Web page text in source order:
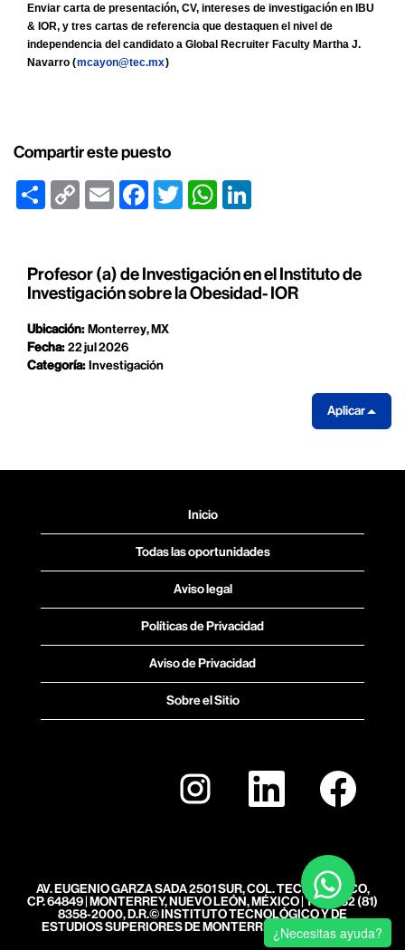
Enviar carta de presentación, CV, intereses de investigación en IBU
& IOR, y tres cartas de referencia que destaquen el nivel de
independencia del candidato a Global Recruiter Faculty Martha J.
Navarro (mcayon@tec.mx)
Compartir este puesto
Share
Copy
Link
Email FacebookTwitter WhatsApp
Profesor (a) de Investigación en el Instituto de
Investigación sobre la Obesidad- IOR
Ubicación:Monterrey, MX
Fecha:22 jul 2026
Categoría:Investigación
Aplicar
Inicio
Todas las oportunidades
Aviso legal
Políticas de Privacidad
Aviso de Privacidad
Sobre el Sitio
n
a
p
e
s
S
b
n
a
p
e
e
a
n
u
n
a
p
s
AV. EUGENIO GARZA SADA 2501 SUR, COL. TECNOLÓGICO,
CP. 64849 | MONTERREY, NUEVO LEÓN, MÉXICO | TEL. +52 (81)
8358-2000, D.R.© INSTITUTO TECNOLÓGICO Y DE
ESTUDIOS SUPERIORES DE MONTERREY, MÉXICO, 2023
¿Necesitas ayuda?